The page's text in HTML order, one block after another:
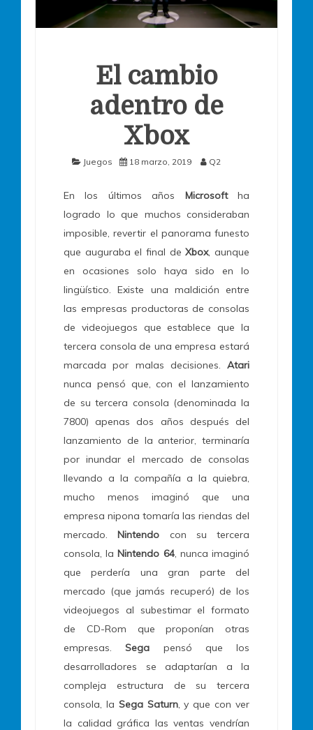
El cambio
adentro de
Xbox
Juegos 18 marzo, 2019 Q2
En los últimos años Microsoftha
logrado lo que muchos consideraban
imposible, revertir el panorama funesto
que auguraba el final deXbox, aunque
en ocasiones solo haya sido en lo
lingüístico. Existe una maldición entre
las empresas productoras de consolas
de videojuegos que establece que la
tercera consola de una empresa estará
marcada por malas decisiones. Atari
nunca pensó que, con el lanzamiento
de su tercera consola (denominada la
7800) apenas dos años después del
lanzamiento de la anterior, terminaría
por inundar el mercado de consolas
llevando a la compañía a la quiebra,
mucho menos imaginó que una
empresa nipona tomaría las riendas del
mercado.Nintendo con su tercera
consola, la Nintendo 64, nunca imaginó
que perdería una gran parte del
mercado (que jamás recuperó) de los
videojuegos al subestimar el formato
de CD-Rom que proponían otras
empresas.Sega pensó que los
desarrolladores se adaptarían a la
compleja estructura de su tercera
consola, la Sega Saturn, y que con ver
la calidad gráfica las ventas vendrían